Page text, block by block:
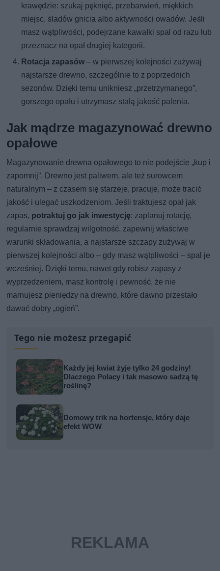
krawędzie: szukaj pęknięć, przebarwień, miękkich
miejsc, śladów gnicia albo aktywności owadów. Jeśli
masz wątpliwości, podejrzane kawałki spal od razu lub
przeznacz na opał drugiej kategorii.
Rotacja zapasów – w pierwszej kolejności zużywaj
najstarsze drewno, szczególnie to z poprzednich
sezonów. Dzięki temu unikniesz „przetrzymanego”,
gorszego opału i utrzymasz stałą jakość palenia.
Jak mądrze magazynować drewno
opałowe
Magazynowanie drewna opałowego to nie podejście „kup i
zapomnij”. Drewno jest paliwem, ale też surowcem
naturalnym – z czasem się starzeje, pracuje, może tracić
jakość i ulegać uszkodzeniom. Jeśli traktujesz opał jak
zapas, potraktuj go jak inwestycję: zaplanuj rotację,
regularnie sprawdzaj wilgotność, zapewnij właściwe
warunki składowania, a najstarsze szczapy zużywaj w
pierwszej kolejności albo – gdy masz wątpliwości – spal je
wcześniej. Dzięki temu, nawet gdy robisz zapasy z
wyprzedzeniem, masz kontrolę i pewność, że nie
marnujesz pieniędzy na drewno, które dawno przestało
dawać dobry „ogień”.
Tego nie możesz przegapić
Każdy jej kwiat żyje tylko 24 godziny!
Dlaczego Polacy i tak masowo sadzą tę
roślinę?
Domowy trik na hortensje, który daje
efekt WOW